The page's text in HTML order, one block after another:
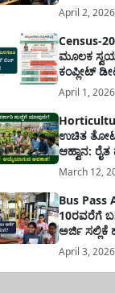
April 2, 2026
Census-
ಮೂಲಕ
ಕಂಪ್ಲೀಟ್
April 1, 2026
ಉಚಿತ
ಆಹ್ವಾನ:
March 12,
Bus
10ರವರೆಗೆ
ಅರ್ಜಿ ಸಲ್ಲಿಕೆ
April 3, 2026